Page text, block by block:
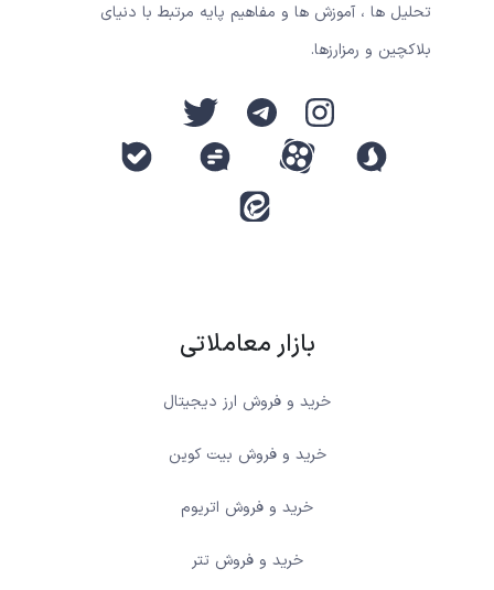
تحلیل ها ، آموزش ها و مفاهیم پایه مرتبط با دنیای
بلاکچین و رمزارزها.
بازار معاملاتی
خرید و فروش ارز دیجیتال
خرید و فروش بیت کوین
خرید و فروش اتریوم
خرید و فروش تتر